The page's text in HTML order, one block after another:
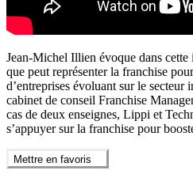
Jean-Michel Illien évoque dans
que peut représenter la franchise
d’entreprises évoluant sur le
cabinet de conseil Franchise
cas de deux enseignes, Lippi et
s’appuyer sur la franchise pour
Mettre en favoris